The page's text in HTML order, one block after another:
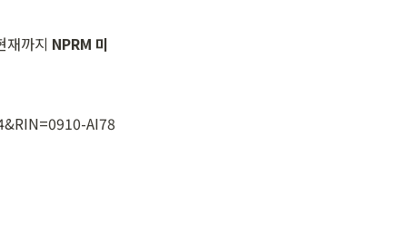
재까지 NPRM 미
AI78